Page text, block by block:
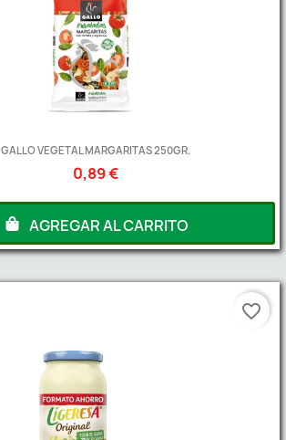
GALLO VEGETAL MARGARITAS 250GR.
0,89 €
AGREGAR AL CARRITO
favorite_border